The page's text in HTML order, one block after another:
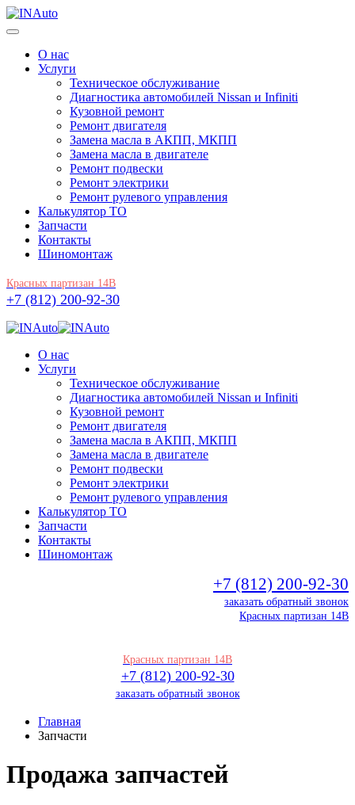
О нас
Услуги
Техническое обслуживание
Диагностика автомобилей Nissan и Infiniti
Кузовной ремонт
Ремонт двигателя
Замена масла в АКПП, МКПП
Замена масла в двигателе
Ремонт подвески
Ремонт электрики
Ремонт рулевого управления
Калькулятор ТО
Запчасти
Контакты
Шиномонтаж
Красных партизан 14В
+7 (812) 200-92-30
О нас
Услуги
Техническое обслуживание
Диагностика автомобилей Nissan и Infiniti
Кузовной ремонт
Ремонт двигателя
Замена масла в АКПП, МКПП
Замена масла в двигателе
Ремонт подвески
Ремонт электрики
Ремонт рулевого управления
Калькулятор ТО
Запчасти
Контакты
Шиномонтаж
+7 (812) 200-92-30
заказать обратный звонок
Красных партизан 14В
Красных партизан 14В
+7 (812) 200-92-30
заказать обратный звонок
Главная
Запчасти
Продажа запчастей